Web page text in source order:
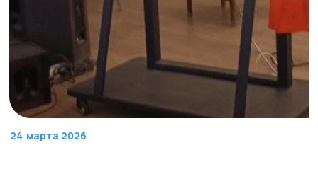
24 марта 2026